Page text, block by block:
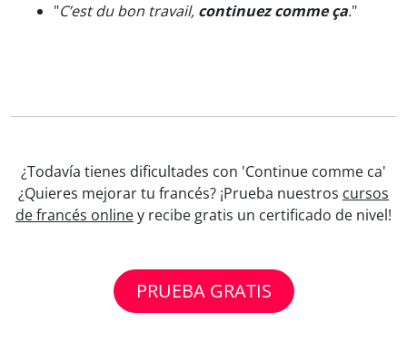
"C’est du bon travail, continuez comme ça."
¿Todavía tienes dificultades con 'Continue comme ca'
¿Quieres mejorar tu francés? ¡Prueba nuestros cursos
de francés onliney recibe gratis un certificado de nivel!
PRUEBA GRATIS